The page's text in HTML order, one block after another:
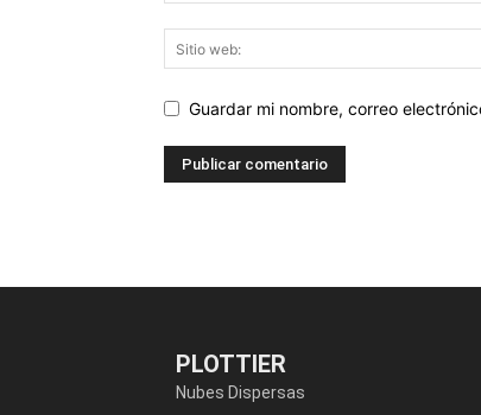
Guardar mi nombre, correo
PLOTTIER
Nubes Dispersas